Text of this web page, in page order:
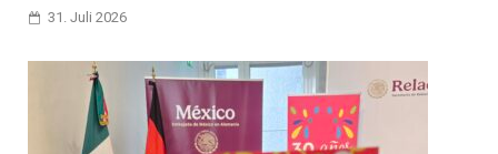
31. Juli 2026